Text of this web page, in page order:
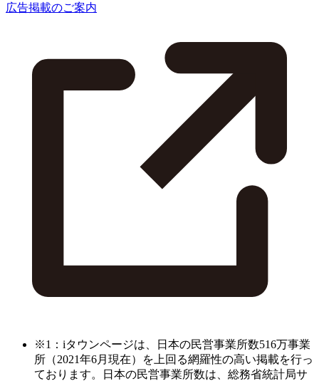
広告掲載のご案内
※1：iタウンページは、日本の民営事業所数516万事業
所（2021年6月現在）を上回る網羅性の高い掲載を行っ
ております。日本の民営事業所数は、総務省統計局サ